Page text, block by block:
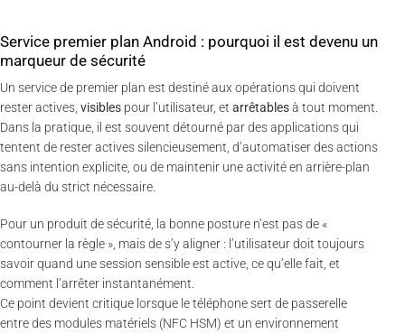
Service premier plan Android : pourquoi il est devenu un
marqueur de sécurité
Un service de premier plan est destiné aux opérations qui doivent
rester actives, visibles pour l’utilisateur, et arrêtablesà tout moment.
Dans la pratique, il est souvent détourné par des applications qui
tentent de rester actives silencieusement, d’automatiser des actions
sans intention explicite, ou de maintenir une activité en arrière-plan
au-delà du strict nécessaire.
Pour un produit de sécurité, la bonne posture n’est pas de «
contourner la règle », mais de s’y aligner : l’utilisateur doit toujours
savoir quand une session sensible est active, ce qu’elle fait, et
comment l’arrêter instantanément.
Ce point devient critique lorsque le téléphone sert de passerelle
entre des modules matériels (NFC HSM) et un environnement